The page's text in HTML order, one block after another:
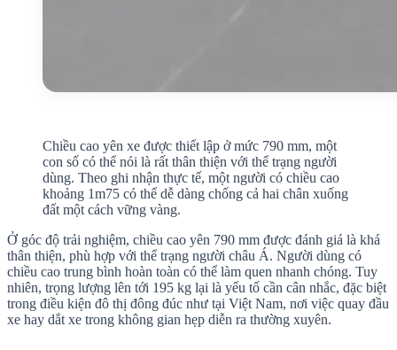
Chiều cao yên xe được thiết lập ở mức 790 mm, một
con số có thể nói là rất thân thiện với thể trạng người
dùng. Theo ghi nhận thực tế, một người có chiều cao
khoảng 1m75 có thể dễ dàng chống cả hai chân xuống
đất một cách vững vàng.
Ở góc độ trải nghiệm, chiều cao yên 790 mm được đánh giá là khá
thân thiện, phù hợp với thể trạng người châu Á. Người dùng có
chiều cao trung bình hoàn toàn có thể làm quen nhanh chóng. Tuy
nhiên, trọng lượng lên tới 195 kg lại là yếu tố cần cân nhắc, đặc biệt
trong điều kiện đô thị đông đúc như tại Việt Nam, nơi việc quay đầu
xe hay dắt xe trong không gian hẹp diễn ra thường xuyên.